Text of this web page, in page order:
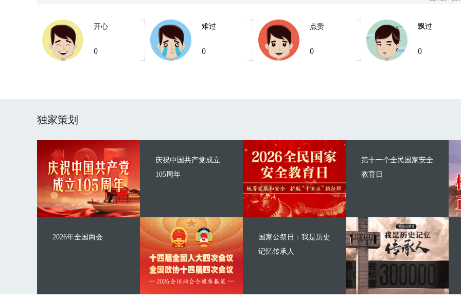
开心
0
难过
0
点赞
0
飘过
0
独家策划
庆祝中国共产党成立
105周年
2026年全国两会
第十一个全民国家安全
教育日
国家公祭日：我是历史
记忆传承人